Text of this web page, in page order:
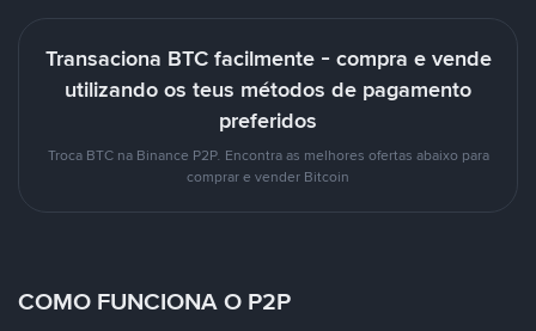
Transaciona BTC facilmente - compra e vende
utilizando os teus métodos de pagamento
preferidos
Troca BTC na Binance P2P. Encontra as melhores ofertas abaixo para
comprar e vender Bitcoin
COMO FUNCIONA O P2P